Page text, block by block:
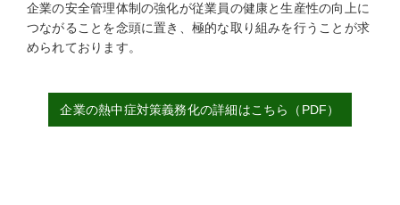
企業の安全管理体制の強化が従業員の健康と生産性の向上に
つながることを念頭に置き、極的な取り組みを行うことが求
められております。
企業の熱中症対策義務化の詳細はこちら（PDF）